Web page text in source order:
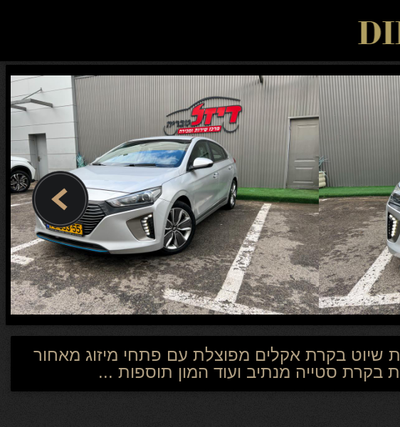
בקרת אקלים מפוצלת עם פתחי מיזוג מאחור
סטייה מנתיב ועוד המון תוספות ...